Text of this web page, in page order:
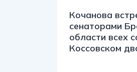
Кочанова
сенаторами
области всех
Коссовском